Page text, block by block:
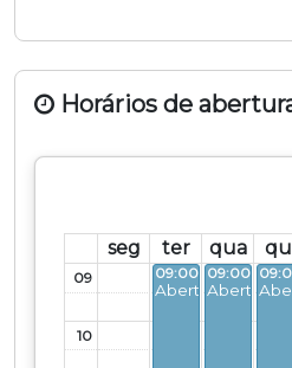
Horários de
seg ter qua
09
10
09:00 - 17:00
Aberto
09:00 -
Aberto